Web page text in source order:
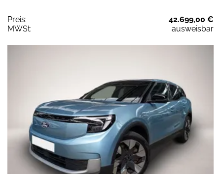
Preis:
42.699,00 €
MWSt:
ausweisbar